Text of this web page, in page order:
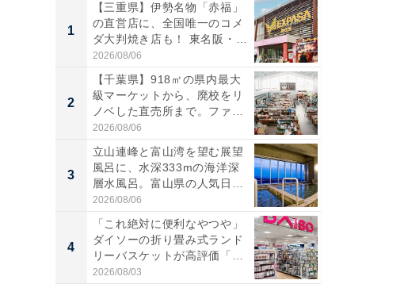
1
【三重県】伊勢名物「赤福」
の直営店に、全国唯一のコメ
ダ大判焼き店も！ 東名阪・
伊...
2026/08/06
2
【千葉県】918㎡の県内最大
級マーケットから、廃校をリ
ノベした直売所まで。ファ
ー...
2026/08/06
3
立山連峰と富山湾を望む展望
風呂に、水深333mの海洋深
層水風呂。富山県の人気日
帰...
2026/08/06
4
「これ絶対に便利なやつや」
ダイソーの折り畳み式ランド
リーバスケットが高評価「使
わ...
2026/08/03